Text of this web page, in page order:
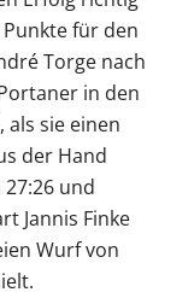
für den
Torge nach
in den
sie einen
der Hand
und
Jannis Finke
Wurf von